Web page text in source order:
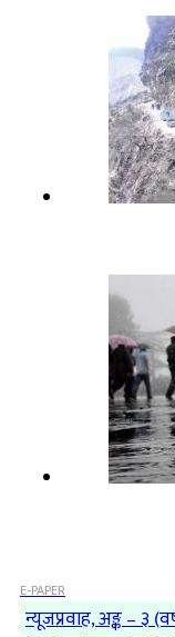
E-PAPER
न्यूजप्रवाह, अङ्क – ३